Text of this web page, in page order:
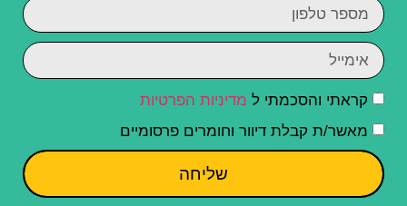
קראתי והסכמתי ל מדיניות הפרטיות
מאשר/ת קבלת דיוור וחומרים פרסומיים
שליחה